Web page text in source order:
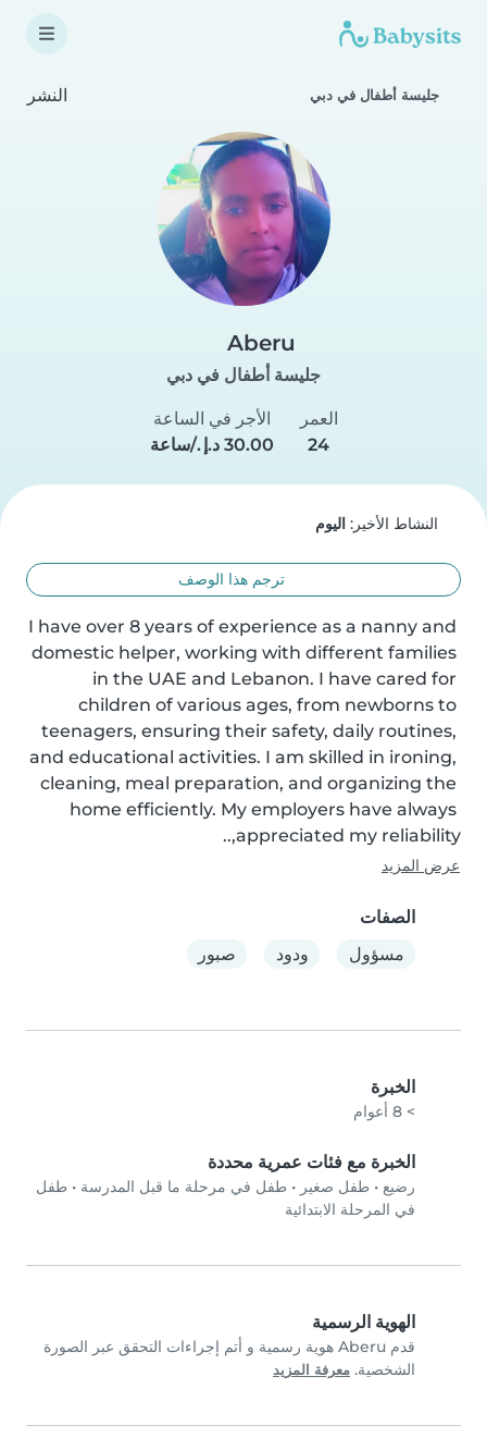
جليسة أطفال في دبي النشر
Aberu
جليسة أطفال في دبي
العمر
24
الأجر في الساعة
النشاط الأخير: اليوم
ترجم هذا الوصف
I have over 8 years of experience as a nanny and
domestic helper, working with different families
in the UAE and Lebanon. I have cared for
children of various ages, from newborns to
teenagers, ensuring their safety, daily routines,
and educational activities. I am skilled in ironing,
cleaning, meal preparation, and organizing the
home efficiently. My employers have always
appreciated my reliability,..
عرض المزيد
الصفات
مسؤول
ودود صبور
الخبرة
> 8 أعوام
الخبرة مع فئات عمرية محددة
رضيع • طفل صغير • طفل في مرحلة ما قبل المدرسة • طفل
في المرحلة الابتدائية
الهوية الرسمية
قدم Aberu هوية رسمية و أتم إجراءات التحقق عبر الصورة
الشخصية. معرفة المزيد